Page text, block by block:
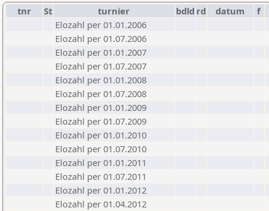
tnr St turnier bdld rd datum
f
Elozahl per 01.01.2006
Elozahl per 01.07.2006
Elozahl per 01.01.2007
Elozahl per 01.07.2007
Elozahl per 01.01.2008
Elozahl per 01.07.2008
Elozahl per 01.01.2009
Elozahl per 01.07.2009
Elozahl per 01.01.2010
Elozahl per 01.07.2010
Elozahl per 01.01.2011
Elozahl per 01.07.2011
Elozahl per 01.01.2012
Elozahl per 01.04.2012